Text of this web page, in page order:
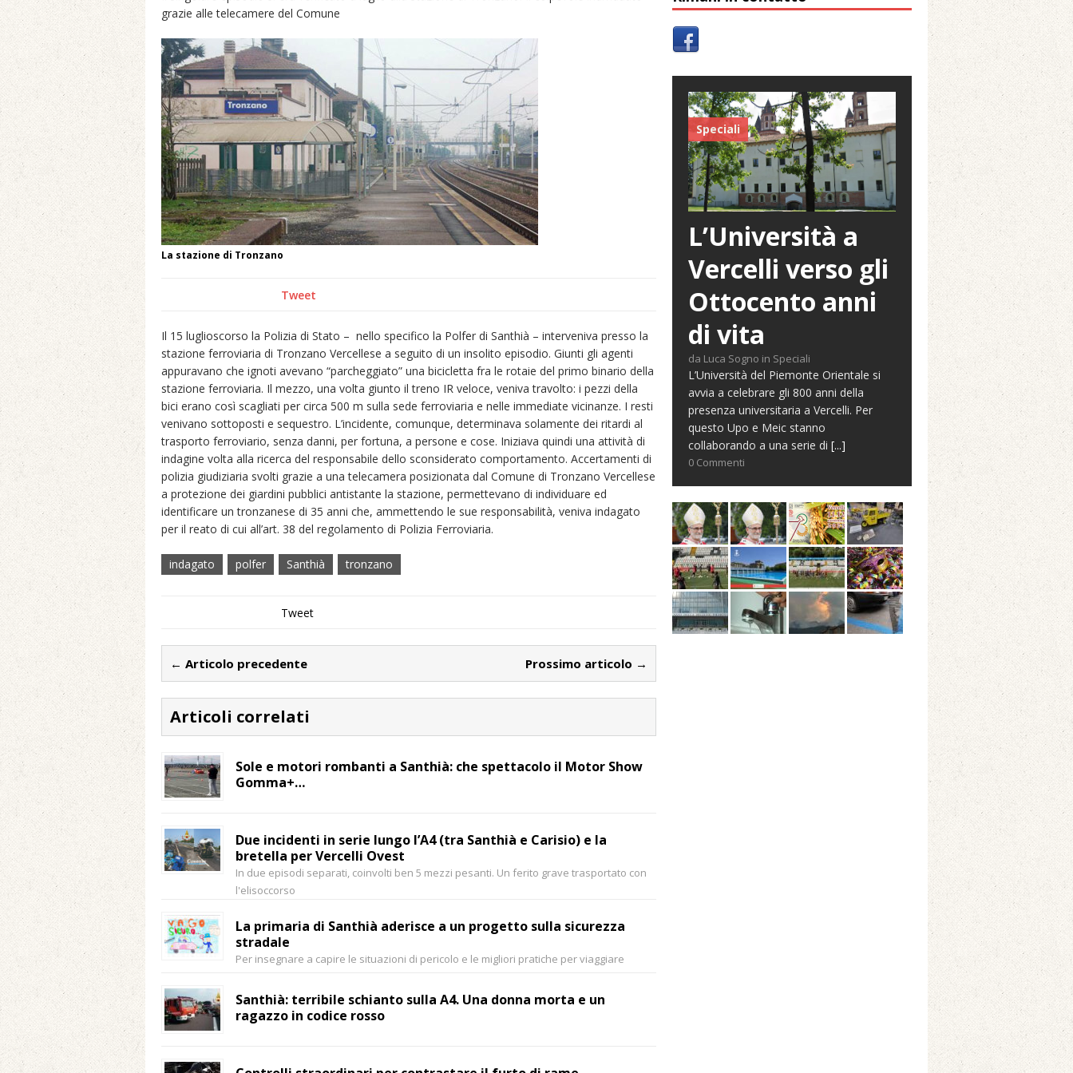
grazie alle telecamere del Comune
La stazione di Tronzano
Tweet
Il 15 luglioscorso la Polizia di Stato – nello specifico la Polfer di Santhià – interveniva presso la
stazione ferroviaria di Tronzano Vercellese a seguito di un insolito episodio. Giunti gli agenti
appuravano che ignoti avevano “parcheggiato” una bicicletta fra le rotaie del primo binario della
stazione ferroviaria. Il mezzo, una volta giunto il treno IR veloce, veniva travolto: i pezzi della
bici erano così scagliati per circa 500 m sulla sede ferroviaria e nelle immediate vicinanze. I resti
venivano sottoposti e sequestro. L’incidente, comunque, determinava solamente dei ritardi al
trasporto ferroviario, senza danni, per fortuna, a persone e cose. Iniziava quindi una attività di
indagine volta alla ricerca del responsabile dello sconsiderato comportamento. Accertamenti di
polizia giudiziaria svolti grazie a una telecamera posizionata dal Comune di Tronzano Vercellese
a protezione dei giardini pubblici antistante la stazione, permettevano di individuare ed
identificare un tronzanese di 35 anni che, ammettendo le sue responsabilità, veniva indagato
per il reato di cui all’art. 38 del regolamento di Polizia Ferroviaria.
indagato polfer Santhià tronzano
Tweet
← Articolo precedente Prossimo articolo →
Articoli correlati
Sole e motori rombanti a Santhià: che spettacolo il Motor Show
Gomma+…
Due incidenti in serie lungo l’A4 (tra Santhià e Carisio) e la
bretella per Vercelli Ovest
In due episodi separati, coinvolti ben 5 mezzi pesanti. Un ferito grave trasportato con
l'elisoccorso
La primaria di Santhià aderisce a un progetto sulla sicurezza
stradale
Per insegnare a capire le situazioni di pericolo e le migliori pratiche per viaggiare
Santhià: terribile schianto sulla A4. Una donna morta e un
ragazzo in codice rosso
Speciali
L’Università a
Vercelli verso gli
Ottocento anni
di vita
da Luca Sogno in Speciali
L’Università del Piemonte Orientale si
avvia a celebrare gli 800 anni della
presenza universitaria a Vercelli. Per
questo Upo e Meic stanno
collaborando a una serie di [...]
0 Commenti